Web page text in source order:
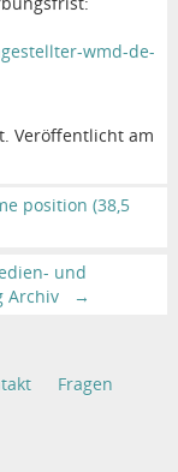
wmd-de-
Veröffentlicht am
position (38,5
und
Archiv
→
Fragen